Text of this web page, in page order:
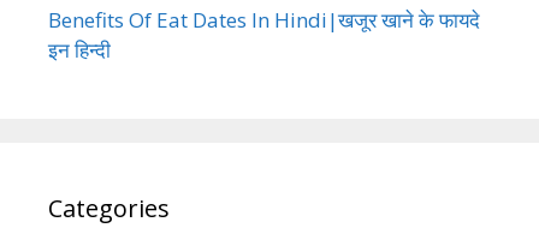
Benefits Of Eat Dates In Hindi|खजूर खाने के फायदे
इन हिन्दी
Categories